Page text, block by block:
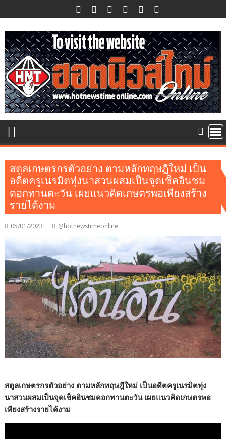
to
content
สตูลเกษตรกรตัวอย่าง ตามหลักทฤษฎีใหม่ เป็น
อดีตครูเนรมิตทุ่งนาสวนผสมเป็นจุดเช็คอินชม
ดอกทานตะวัน เผยแนวคิดเกษตรพอเพียงสร้าง
รายได้งาม
05/01/2023 @hotnewstimeonline
สตูลเกษตรกรตัวอย่าง ตามหลักทฤษฎีใหม่ เป็นอดีตครูเนรมิตทุ่ง
นาสวนผสมเป็นจุดเช็คอินชมดอกทานตะวัน เผยแนวคิดเกษตรพอ
เพียงสร้างรายได้งาม